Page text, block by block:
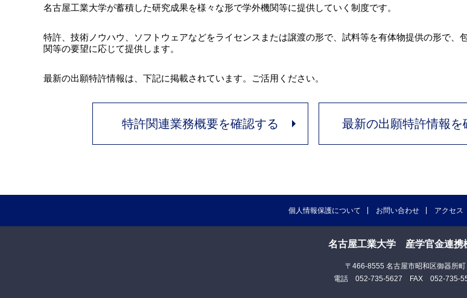
名古屋工業大学が蓄積した研究成果を様々な形で学外機関等に提供していく制度です。
特許、技術ノウハウ、ソフトウェアなどをライセンスまたは譲渡の形で、試料等を有体物提供の形で、
関等の要望に応じて提供します。
最新の出願特許情報は、下記に掲載されています。ご活用ください。
特許関連業務概要を確認する 最新の出願特許情報を
個人情報保護について お問い合わせ アクセス
名古屋工業大学 産学官金連携
〒466-8555 名古屋市昭和区御器所町
電話 052-735-5627 FAX 052-735-